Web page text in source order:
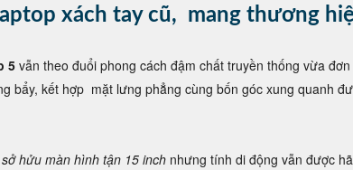
xách tay cũ, mang thương
5 vẫn theo đuổi phong cách đậm chất truyền thống vừa
bẩy, kết hợp mặt lưng phẳng cùng bốn góc xung quanh
sở hửu màn hình tận 15 inch nhưng tính di động vẫn được